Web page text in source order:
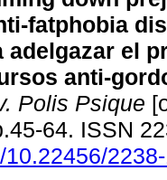
fatphobia
adelgazar el
anti-
Polis Psique
64. ISSN